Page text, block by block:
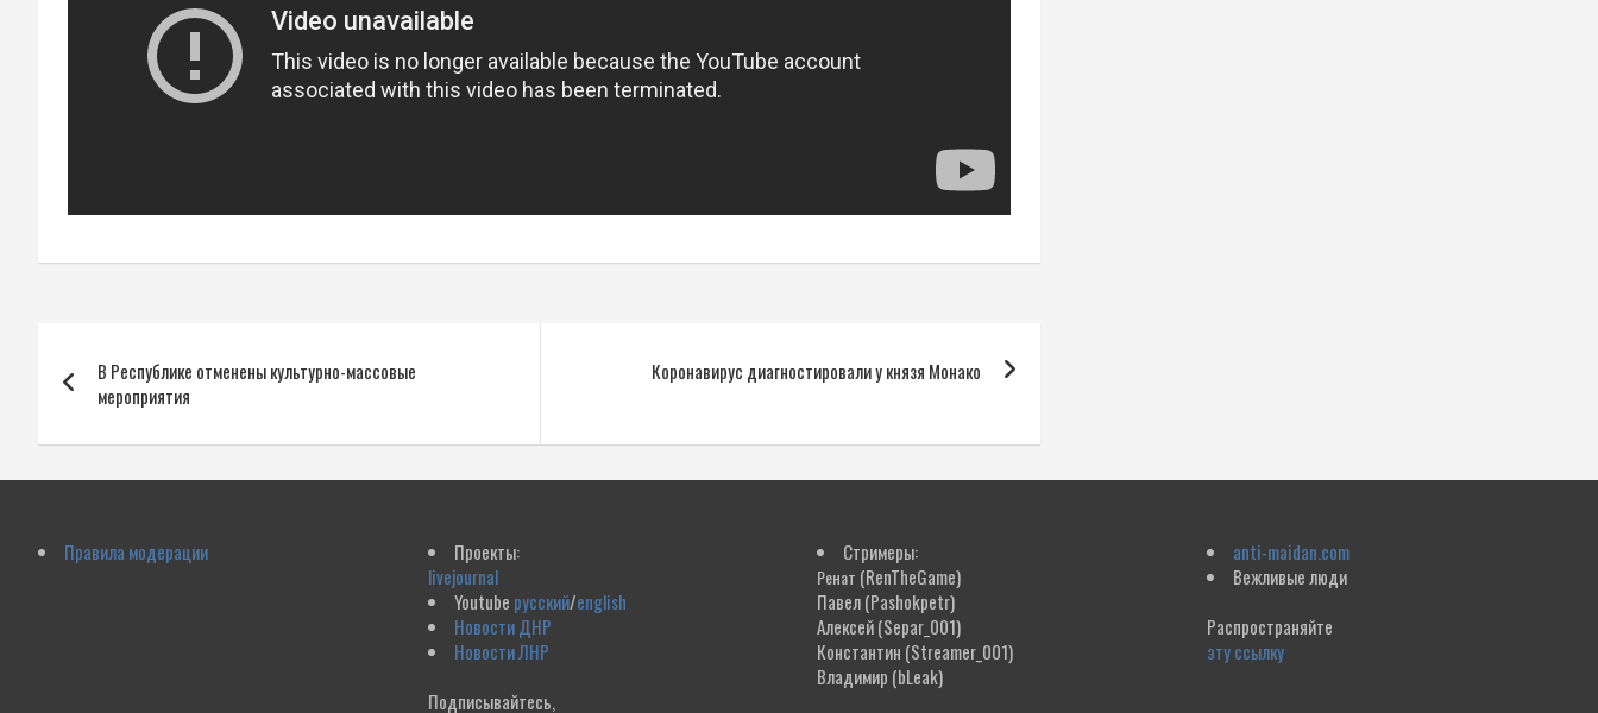
по
записям
В Республике отменены культурно-массовые
мероприятия
Коронавирус диагностировали у князя Монако
Правила модерации
Проекты:
livejournal
Youtube русский/english
Новости ДНР
Новости ЛНР
Подписывайтесь,
Стримеры:
Ренат (RenTheGame)
Павел(Pashokpetr)
Алексей(Separ_001)
Константин (Streamer_001)
Владимир (bLeak)
anti-maidan.com
Вежливые люди
Распространяйте
эту ссылку